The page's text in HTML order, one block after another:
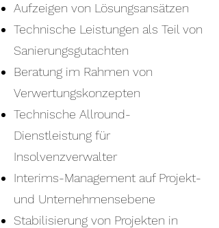
Aufzeigen von Lösungsansätzen
Technische Leistungen als Teil von
Sanierungsgutachten
Beratung im Rahmen von
Verwertungskonzepten
Technische Allround-
Dienstleistung für
Insolvenzverwalter
Interims-Management auf Projekt-
und Unternehmensebene
Stabilisierung von Projekten in